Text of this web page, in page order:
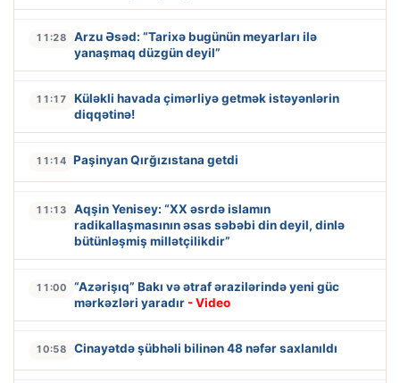
11:28
Arzu Əsəd: “Tarixə bugünün meyarları ilə
yanaşmaq düzgün deyil”
11:17
Küləkli havada çimərliyə getmək istəyənlərin
diqqətinə!
11:14 Paşinyan Qırğızıstana getdi
11:13
Aqşin Yenisey: “XX əsrdə islamın
radikallaşmasının əsas səbəbi din deyil, dinlə
bütünləşmiş millətçilikdir”
11:00
“Azərişıq” Bakı və ətraf ərazilərində yeni güc
mərkəzləri yaradır - Video
10:58 Cinayətdə şübhəli bilinən 48 nəfər saxlanıldı